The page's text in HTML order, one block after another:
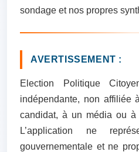
sondage et nos propres
AVERTISSEMENT :
Election Politique
indépendante, non affiliée
candidat, à un média ou à
L’application ne
gouvernementale et ne